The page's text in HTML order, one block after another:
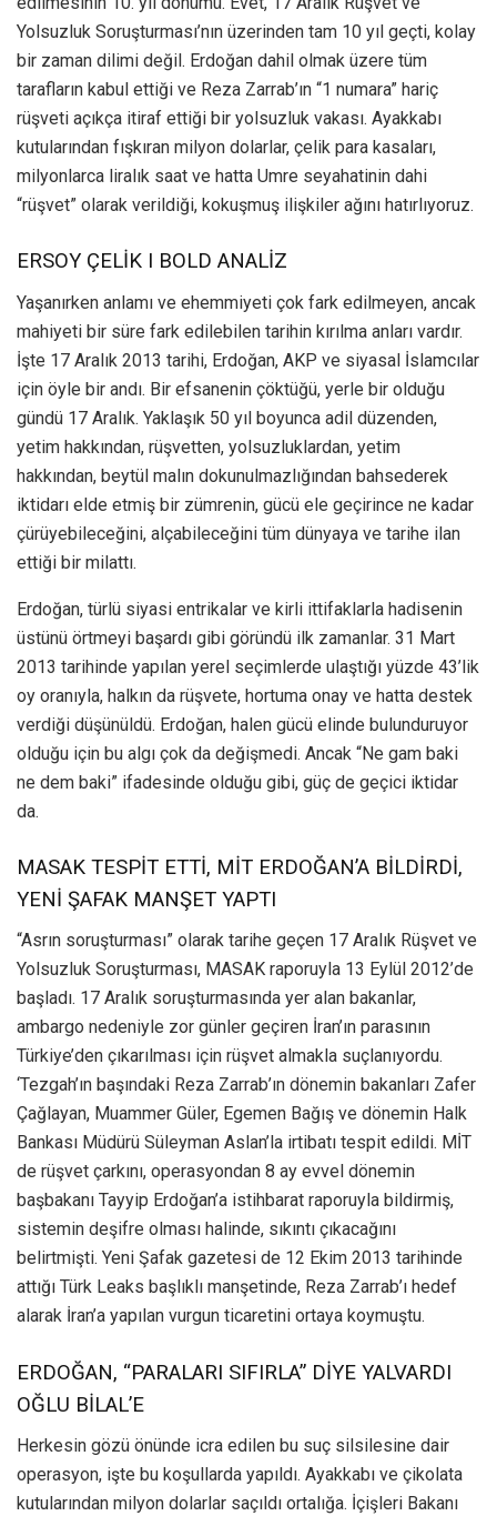
Yolsuzluk Soruşturması’nın üzerinden tam 10 yıl geçti, kolay
bir zaman dilimi değil. Erdoğan dahil olmak üzere tüm
tarafların kabul ettiği ve Reza Zarrab’ın “1 numara” hariç
rüşveti açıkça itiraf ettiği bir yolsuzluk vakası. Ayakkabı
kutularından fışkıran milyon dolarlar, çelik para kasaları,
milyonlarca liralık saat ve hatta Umre seyahatinin dahi
“rüşvet” olarak verildiği, kokuşmuş ilişkiler ağını hatırlıyoruz.
ERSOY ÇELİK I BOLD ANALİZ
Yaşanırken anlamı ve ehemmiyeti çok fark edilmeyen, ancak
mahiyeti bir süre fark edilebilen tarihin kırılma anları vardır.
İşte 17 Aralık 2013 tarihi, Erdoğan, AKP ve siyasal İslamcılar
için öyle bir andı. Bir efsanenin çöktüğü, yerle bir olduğu
gündü 17 Aralık. Yaklaşık 50 yıl boyunca adil düzenden,
yetim hakkından, rüşvetten, yolsuzluklardan, yetim
hakkından, beytül malın dokunulmazlığından bahsederek
iktidarı elde etmiş bir zümrenin, gücü ele geçirince ne kadar
çürüyebileceğini, alçabileceğini tüm dünyaya ve tarihe ilan
ettiği bir milattı.
Erdoğan, türlü siyasi entrikalar ve kirli ittifaklarla hadisenin
üstünü örtmeyi başardı gibi göründü ilk zamanlar. 31 Mart
2013 tarihinde yapılan yerel seçimlerde ulaştığı yüzde 43’lik
oy oranıyla, halkın da rüşvete, hortuma onay ve hatta destek
verdiği düşünüldü. Erdoğan, halen gücü elinde bulunduruyor
olduğu için bu algı çok da değişmedi. Ancak “Ne gam baki
ne dem baki” ifadesinde olduğu gibi, güç de geçici iktidar
da.
MASAK TESPİT ETTİ, MİT ERDOĞAN’A BİLDİRDİ,
YENİ ŞAFAK MANŞET YAPTI
“Asrın soruşturması” olarak tarihe geçen 17 Aralık Rüşvet ve
Yolsuzluk Soruşturması, MASAK raporuyla 13 Eylül 2012’de
başladı. 17 Aralık soruşturmasında yer alan bakanlar,
ambargo nedeniyle zor günler geçiren İran’ın parasının
Türkiye’den çıkarılması için rüşvet almakla suçlanıyordu.
‘Tezgah’ın başındaki Reza Zarrab’ın dönemin bakanları Zafer
Çağlayan, Muammer Güler, Egemen Bağış ve dönemin Halk
Bankası Müdürü Süleyman Aslan’la irtibatı tespit edildi. MİT
de rüşvet çarkını, operasyondan 8 ay evvel dönemin
başbakanı Tayyip Erdoğan’a istihbarat raporuyla bildirmiş,
sistemin deşifre olması halinde, sıkıntı çıkacağını
belirtmişti. Yeni Şafak gazetesi de 12 Ekim 2013 tarihinde
attığı Türk Leaks başlıklı manşetinde, Reza Zarrab’ı hedef
alarak İran’a yapılan vurgun ticaretini ortaya koymuştu.
ERDOĞAN, “PARALARI SIFIRLA” DİYE YALVARDI
OĞLU BİLAL’E
Herkesin gözü önünde icra edilen bu suç silsilesine dair
operasyon, işte bu koşullarda yapıldı. Ayakkabı ve çikolata
kutularından milyon dolarlar saçıldı ortalığa. İçişleri Bakanı